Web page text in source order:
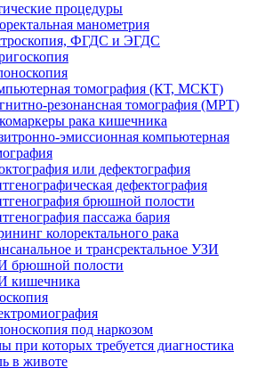
процедуры
манометрия
ФГДС и ЭГДС
томография (КТ, МСКТ)
резонансная томография (МРТ)
рака кишечника
эмиссионная компьютерная
или дефектография
дефектография
брюшной полости
пассажа бария
колоректального рака
и трансректальное УЗИ
брюшной полости
кишечника
под наркозом
при которых требуется диагностика
в животе